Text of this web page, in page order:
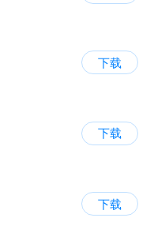
下载
下载
下载